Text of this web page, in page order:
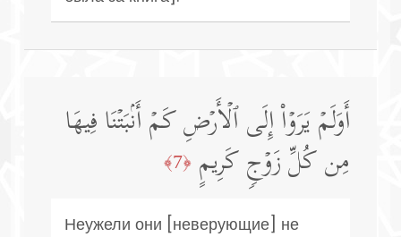
أَوَلَمۡ یَرَوۡا۟ إِلَى ٱلۡأَرۡضِ كَمۡ أَنۢبَتۡنَا فِیهَا
مِن كُلِّ زَوۡجࣲ كَرِیمٍ ﴿7﴾
Неужели они [неверующие] не